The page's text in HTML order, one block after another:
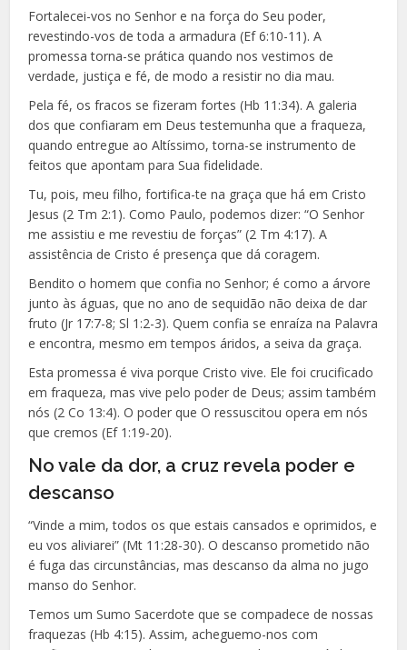
Fortalecei-vos no Senhor e na força do Seu poder,
revestindo-vos de toda a armadura (Ef 6:10-11). A
promessa torna-se prática quando nos vestimos de
verdade, justiça e fé, de modo a resistir no dia mau.
Pela fé, os fracos se fizeram fortes (Hb 11:34). A galeria
dos que confiaram em Deus testemunha que a fraqueza,
quando entregue ao Altíssimo, torna-se instrumento de
feitos que apontam para Sua fidelidade.
Tu, pois, meu filho, fortifica-te na graça que há em Cristo
Jesus (2 Tm 2:1). Como Paulo, podemos dizer: “O Senhor
me assistiu e me revestiu de forças” (2 Tm 4:17). A
assistência de Cristo é presença que dá coragem.
Bendito o homem que confia no Senhor; é como a árvore
junto às águas, que no ano de sequidão não deixa de dar
fruto (Jr 17:7-8; Sl 1:2-3). Quem confia se enraíza na Palavra
e encontra, mesmo em tempos áridos, a seiva da graça.
Esta promessa é viva porque Cristo vive. Ele foi crucificado
em fraqueza, mas vive pelo poder de Deus; assim também
nós (2 Co 13:4). O poder que O ressuscitou opera em nós
que cremos (Ef 1:19-20).
No vale da dor, a cruz revela poder e
descanso
“Vinde a mim, todos os que estais cansados e oprimidos, e
eu vos aliviarei” (Mt 11:28-30). O descanso prometido não
é fuga das circunstâncias, mas descanso da alma no jugo
manso do Senhor.
Temos um Sumo Sacerdote que se compadece de nossas
fraquezas (Hb 4:15). Assim, acheguemo-nos com